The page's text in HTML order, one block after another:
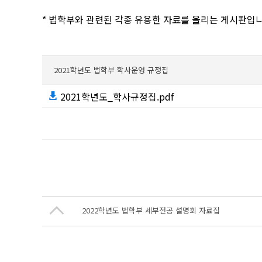
* 법학부와 관련된 각종 유용한 자료를 올리는 게시판입
2021학년도 법학부 학사운영 규정집
2021학년도_학사규정집.pdf
2022학년도 법학부 세부전공 설명회 자료집